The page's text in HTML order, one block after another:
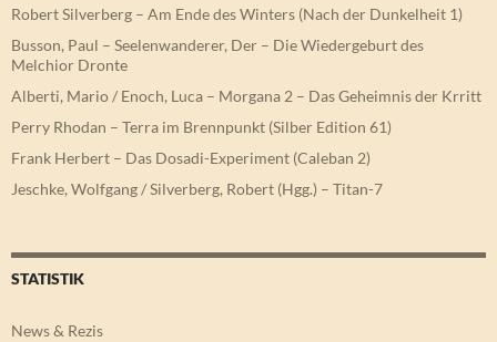
Robert Silverberg – Am Ende des Winters (Nach der Dunkelheit 1)
Busson, Paul – Seelenwanderer, Der – Die Wiedergeburt des
Melchior Dronte
Alberti, Mario / Enoch, Luca – Morgana 2 – Das Geheimnis der Krritt
Perry Rhodan – Terra im Brennpunkt (Silber Edition 61)
Frank Herbert – Das Dosadi-Experiment (Caleban 2)
Jeschke, Wolfgang / Silverberg, Robert (Hgg.) – Titan-7
STATISTIK
News & Rezis